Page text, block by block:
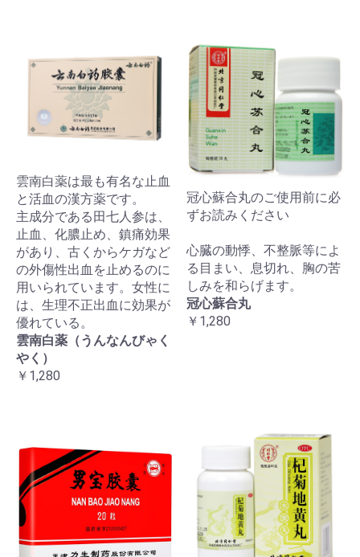
雲南白薬は最も有名な止血
と活血の漢方薬です。
主成分である田七人参は、
止血、化膿止め、鎮痛効果
があり、古くからケガなど
の外傷性出血を止めるのに
用いられています。女性に
は、生理不正出血に効果が
優れている。
雲南白薬（うんなんびゃく
やく）
￥1,280
冠心蘇合丸のご使用前に必
ずお読みください
心臓の動悸、不整脈等によ
る目まい、息切れ、胸の苦
しみを和らげます。
冠心蘇合丸
￥1,280